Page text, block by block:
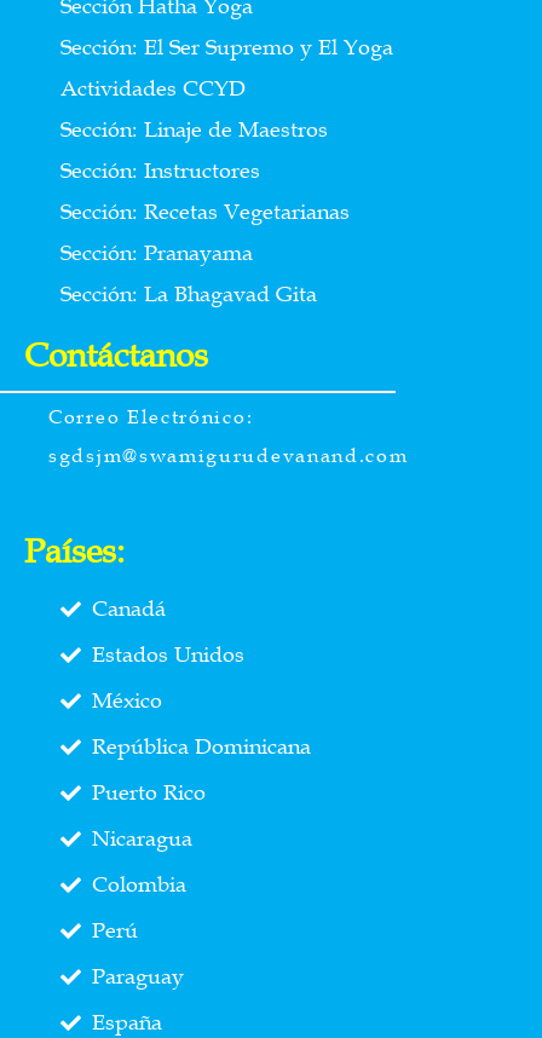
Sección Hatha Yoga
Sección: El Ser Supremo y El Yoga
Actividades CCYD
Sección: Linaje de Maestros
Sección: Instructores
Sección: Recetas Vegetarianas
Sección: Pranayama
Sección: La Bhagavad Gita
Contáctanos
Correo Electrónico:
sgdsjm@swamigurudevanand.com
Países:
Canadá
Estados Unidos
México
República Dominicana
Puerto Rico
Nicaragua
Colombia
Perú
Paraguay
España